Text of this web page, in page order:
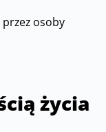
osoby
życia